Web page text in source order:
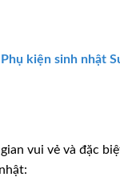
Phụ kiện sinh nhật
vui vẻ và đặc